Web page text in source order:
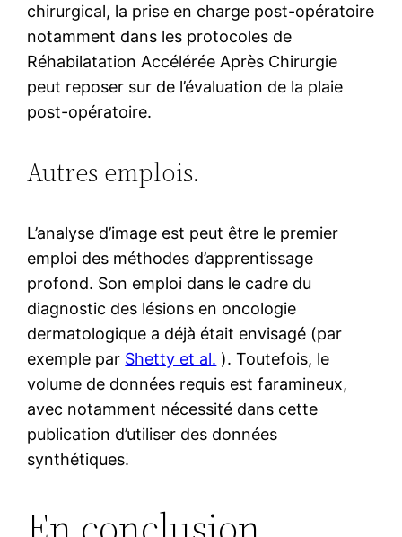
chirurgical, la prise en charge post-opératoire
notamment dans les protocoles de
Réhabilatation Accélérée Après Chirurgie
peut reposer sur de l’évaluation de la plaie
post-opératoire.
Autres emplois.
L’analyse d’image est peut être le premier
emploi des méthodes d’apprentissage
profond. Son emploi dans le cadre du
diagnostic des lésions en oncologie
dermatologique a déjà était envisagé (par
exemple par Shetty et al. ). Toutefois, le
volume de données requis est faramineux,
avec notamment nécessité dans cette
publication d’utiliser des données
synthétiques.